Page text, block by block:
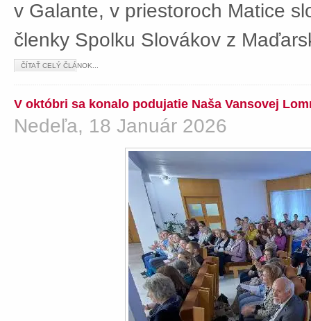
v Galante, v priestoroch Matice
členky Spolku Slovákov z
ČÍTAŤ CELÝ ČLÁNOK...
V októbri sa konalo podujatie Naša Vansovej
Nedeľa, 18 Január 2026